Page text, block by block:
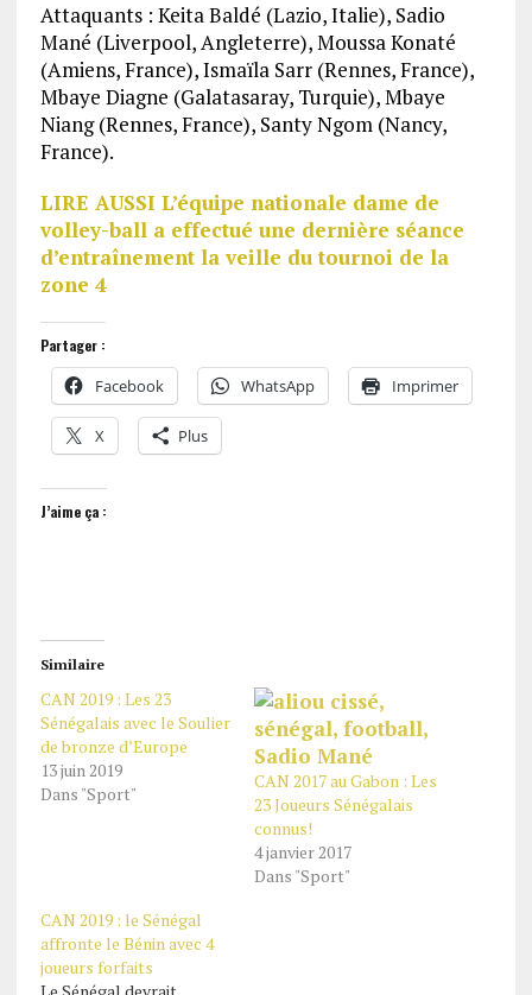
Attaquants : Keita Baldé (Lazio, Italie), Sadio
Mané (Liverpool, Angleterre), Moussa Konaté
(Amiens, France), Ismaïla Sarr (Rennes, France),
Mbaye Diagne (Galatasaray, Turquie), Mbaye
Niang (Rennes, France), Santy Ngom (Nancy,
France).
LIRE AUSSI L’équipe nationale dame de
volley-ball a effectué une dernière séance
d’entraînement la veille du tournoi de la
zone 4
Partager :
Facebook WhatsApp Imprimer
X Plus
J’aime ça :
Similaire
CAN 2019 : Les 23
Sénégalais avec le Soulier
de bronze d’Europe
13 juin 2019
Dans "Sport"
CAN 2017 au Gabon : Les
23 Joueurs Sénégalais
connus!
4 janvier 2017
Dans "Sport"
CAN 2019 : le Sénégal
affronte le Bénin avec 4
joueurs forfaits